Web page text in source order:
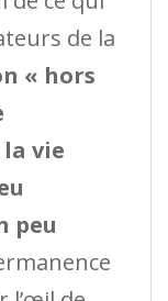
de la
« hors
vie
peu